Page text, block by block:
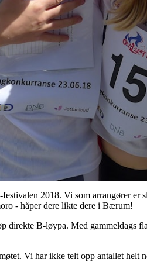
2018. Vi som arrangører
- håper dere likte dere i Bærum!
direkte B-løypa. Med gammeldags
Vi har ikke telt opp antallet helt